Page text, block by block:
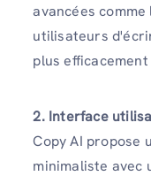
avancées
utilisateurs
plus
2. Interface
Copy AI propose
minimaliste avec